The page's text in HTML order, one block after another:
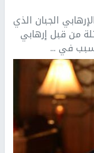
الجبان الذي
من قبل إرهابي
في ...